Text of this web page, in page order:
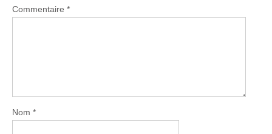
Commentaire *
Nom *